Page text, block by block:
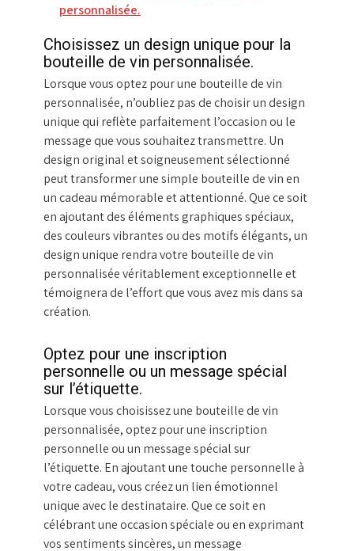
personnalisée.
Choisissez un design unique pour la
bouteille de vin personnalisée.
Lorsque vous optez pour une bouteille de vin
personnalisée, n’oubliez pas de choisir un design
unique qui reflète parfaitement l’occasion ou le
message que vous souhaitez transmettre. Un
design original et soigneusement sélectionné
peut transformer une simple bouteille de vin en
un cadeau mémorable et attentionné. Que ce soit
en ajoutant des éléments graphiques spéciaux,
des couleurs vibrantes ou des motifs élégants, un
design unique rendra votre bouteille de vin
personnalisée véritablement exceptionnelle et
témoignera de l’effort que vous avez mis dans sa
création.
Optez pour une inscription
personnelle ou un message spécial
sur l’étiquette.
Lorsque vous choisissez une bouteille de vin
personnalisée, optez pour une inscription
personnelle ou un message spécial sur
l’étiquette. En ajoutant une touche personnelle à
votre cadeau, vous créez un lien émotionnel
unique avec le destinataire. Que ce soit en
célébrant une occasion spéciale ou en exprimant
vos sentiments sincères, un message